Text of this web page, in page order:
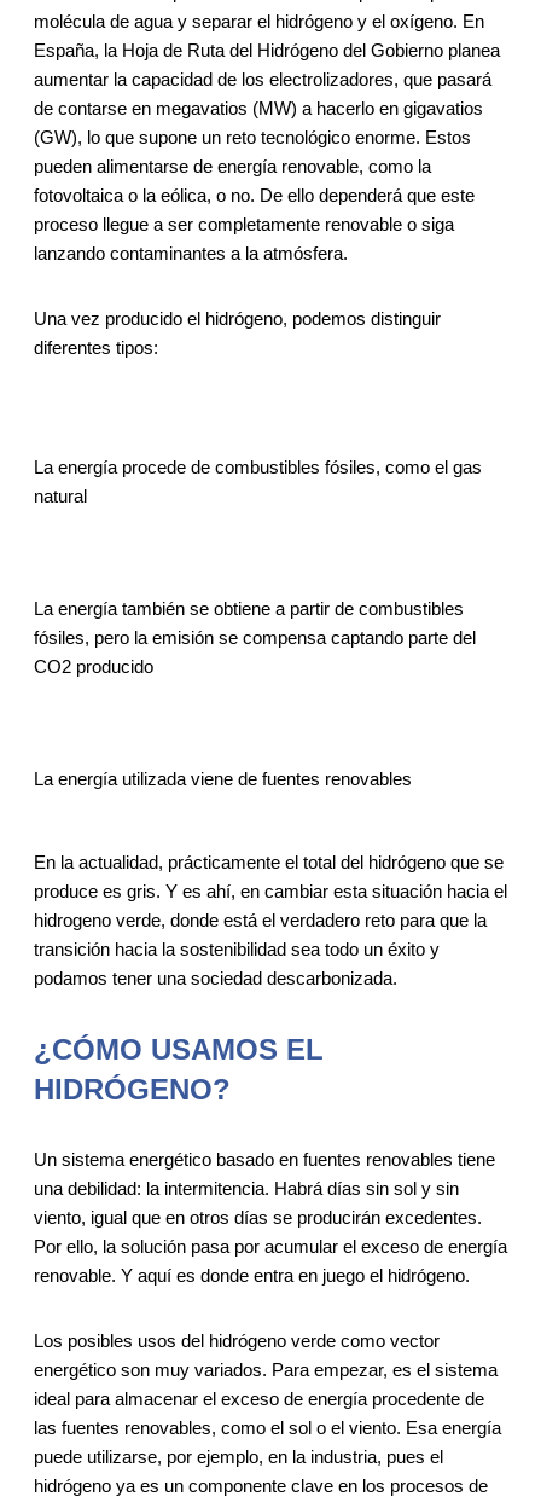
molécula de agua y separar el hidrógeno y el oxígeno. En
España, la Hoja de Ruta del Hidrógeno del Gobierno planea
aumentar la capacidad de los electrolizadores, que pasará
de contarse en megavatios (MW) a hacerlo en gigavatios
(GW), lo que supone un reto tecnológico enorme. Estos
pueden alimentarse de energía renovable, como la
fotovoltaica o la eólica, o no. De ello dependerá que este
proceso llegue a ser completamente renovable o siga
lanzando contaminantes a la atmósfera.
Una vez producido el hidrógeno, podemos distinguir
diferentes tipos:
La energía procede de combustibles fósiles, como el gas
natural
La energía también se obtiene a partir de combustibles
fósiles, pero la emisión se compensa captando parte del
CO2 producido
La energía utilizada viene de fuentes renovables
En la actualidad, prácticamente el total del hidrógeno que se
produce es gris. Y es ahí, en cambiar esta situación hacia el
hidrogeno verde, donde está el verdadero reto para que la
transición hacia la sostenibilidad sea todo un éxito y
podamos tener una sociedad descarbonizada.
¿CÓMO USAMOS EL
HIDRÓGENO?
Un sistema energético basado en fuentes renovables tiene
una debilidad: la intermitencia. Habrá días sin sol y sin
viento, igual que en otros días se producirán excedentes.
Por ello, la solución pasa por acumular el exceso de energía
renovable. Y aquí es donde entra en juego el hidrógeno.
Los posibles usos del hidrógeno verde como vector
energético son muy variados. Para empezar, es el sistema
ideal para almacenar el exceso de energía procedente de
las fuentes renovables, como el sol o el viento. Esa energía
puede utilizarse, por ejemplo, en la industria, pues el
hidrógeno ya es un componente clave en los procesos de